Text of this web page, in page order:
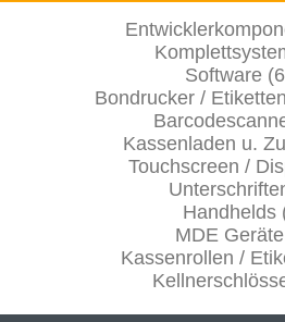
Software
Bondrucker /
Kassenladen u.
Touchscreen /
Handhelds
MDE
Kassenrollen /